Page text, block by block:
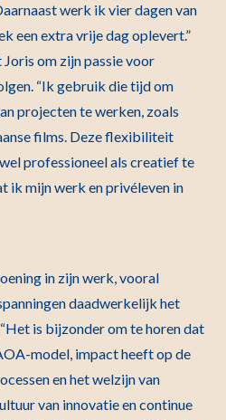
werk ik vier dagen van
een extra vrije dag oplevert.”
om zijn passie voor
“Ik gebruik die tijd om
projecten te werken, zoals
films. Deze flexibiliteit
professioneel als creatief te
ik mijn werk en privéleven in
in zijn werk, vooral
daadwerkelijk het
is bijzonder om te horen dat
model, impact heeft op de
en het welzijn van
van innovatie en continue